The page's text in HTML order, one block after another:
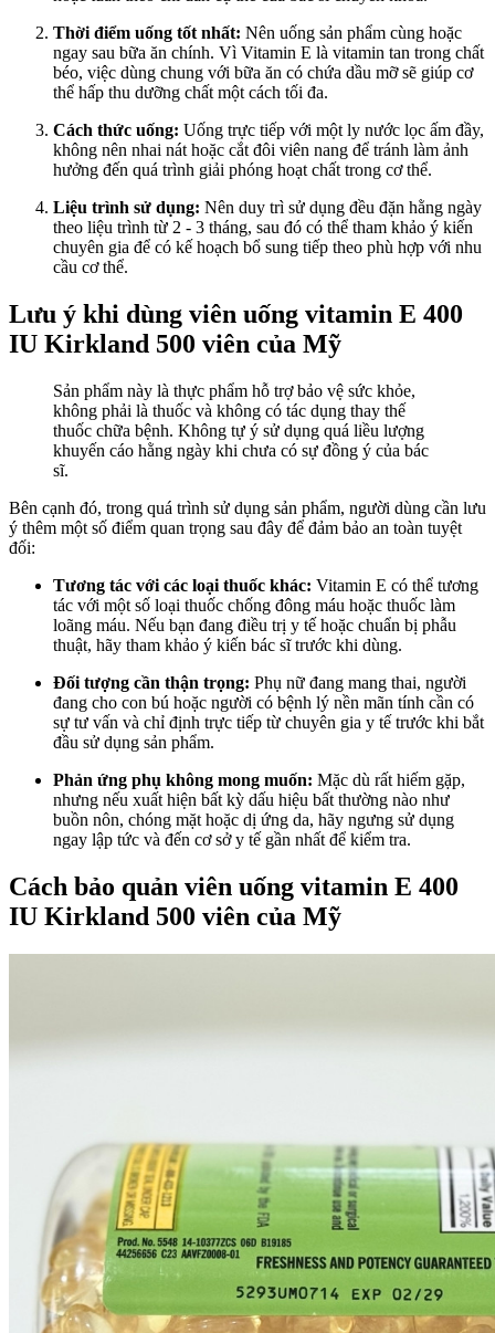
Thời điểm uống tốt nhất: Nên uống sản phẩm cùng hoặc
ngay sau bữa ăn chính. Vì Vitamin E là vitamin tan trong chất
béo, việc dùng chung với bữa ăn có chứa dầu mỡ sẽ giúp cơ
thể hấp thu dưỡng chất một cách tối đa.
Cách thức uống: Uống trực tiếp với một ly nước lọc ấm đầy,
không nên nhai nát hoặc cắt đôi viên nang để tránh làm ảnh
hưởng đến quá trình giải phóng hoạt chất trong cơ thể.
Liệu trình sử dụng: Nên duy trì sử dụng đều đặn hằng ngày
theo liệu trình từ 2 - 3 tháng, sau đó có thể tham khảo ý kiến
chuyên gia để có kế hoạch bổ sung tiếp theo phù hợp với nhu
cầu cơ thể.
Lưu ý khi dùng viên uống vitamin E 400
IU Kirkland 500 viên của Mỹ
Sản phẩm này là thực phẩm hỗ trợ bảo vệ sức khỏe,
không phải là thuốc và không có tác dụng thay thế
thuốc chữa bệnh. Không tự ý sử dụng quá liều lượng
khuyến cáo hằng ngày khi chưa có sự đồng ý của bác
sĩ.
Bên cạnh đó, trong quá trình sử dụng sản phẩm, người dùng cần lưu
ý thêm một số điểm quan trọng sau đây để đảm bảo an toàn tuyệt
đối:
Tương tác với các loại thuốc khác: Vitamin E có thể tương
tác với một số loại thuốc chống đông máu hoặc thuốc làm
loãng máu. Nếu bạn đang điều trị y tế hoặc chuẩn bị phẫu
thuật, hãy tham khảo ý kiến bác sĩ trước khi dùng.
Đối tượng cần thận trọng: Phụ nữ đang mang thai, người
đang cho con bú hoặc người có bệnh lý nền mãn tính cần có
sự tư vấn và chỉ định trực tiếp từ chuyên gia y tế trước khi bắt
đầu sử dụng sản phẩm.
Phản ứng phụ không mong muốn: Mặc dù rất hiếm gặp,
nhưng nếu xuất hiện bất kỳ dấu hiệu bất thường nào như
buồn nôn, chóng mặt hoặc dị ứng da, hãy ngưng sử dụng
ngay lập tức và đến cơ sở y tế gần nhất để kiểm tra.
Cách bảo quản viên uống vitamin E 400
IU Kirkland 500 viên của Mỹ